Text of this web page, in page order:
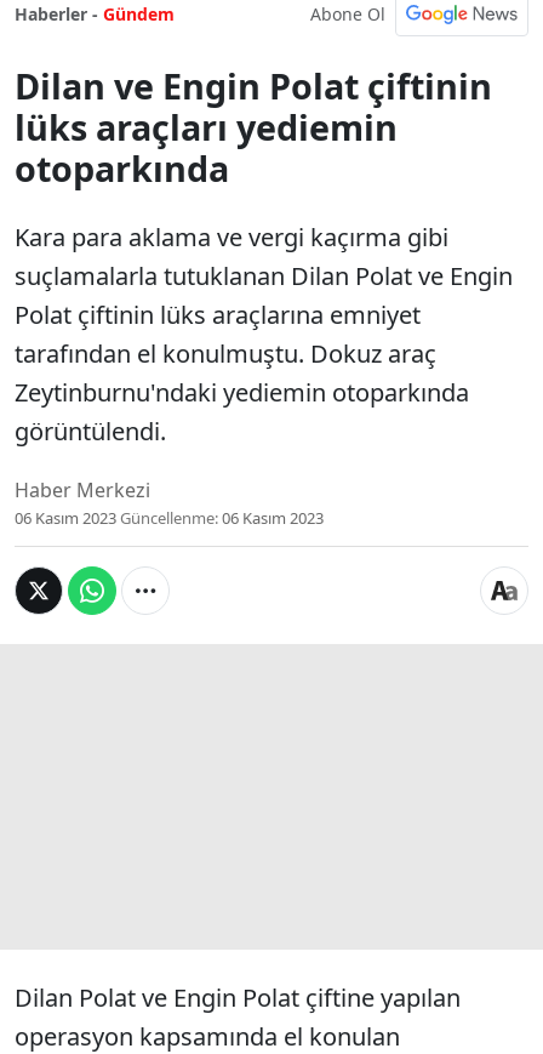
Haberler - Gündem Abone Ol
Dilan ve Engin Polat çiftinin
lüks araçları yediemin
otoparkında
Kara para aklama ve vergi kaçırma gibi
suçlamalarla tutuklanan Dilan Polat ve Engin
Polat çiftinin lüks araçlarına emniyet
tarafından el konulmuştu. Dokuz araç
Zeytinburnu'ndaki yediemin otoparkında
görüntülendi.
Haber Merkezi
06 Kasım 2023Güncellenme:06 Kasım 2023
Dilan Polat ve Engin Polat çiftine yapılan
operasyon kapsamında el konulan